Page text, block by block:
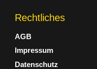
Rechtliches
AGB
Impressum
Datenschutz